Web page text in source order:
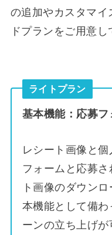
の追加やカスタマイ
ドプランをご用意し
ライトプラン
基本機能：応募
レシート画像と
フォームと応募
ト画像のダウン
本機能として備
ーンの立ち上げが